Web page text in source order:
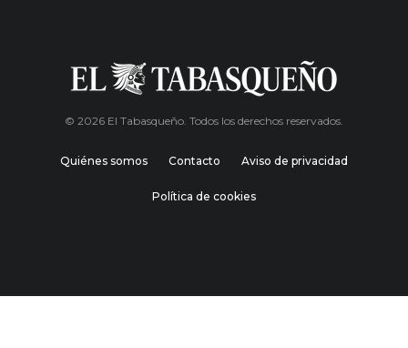
© 2026 El Tabasqueño. Todos los derechos reservados.
Quiénes somos Contacto Aviso de privacidad
Política de cookies